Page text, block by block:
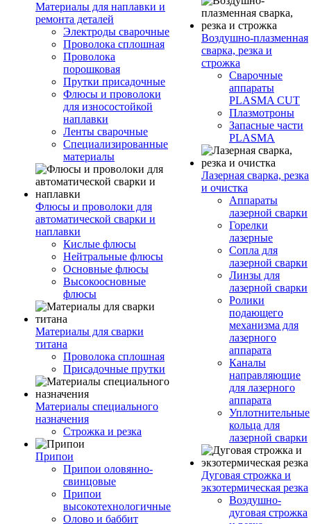
Материалы для наплавки и
ремонта деталей
Электроды сварочные
Проволока сплошная
Проволока
порошковая
Прутки присадочные
Флюсы и проволоки
для износостойкой
наплавки
Ленты сварочные
Специализированные
материалы
Флюсы и проволоки для
автоматической сварки и
наплавки
Кислые флюсы
Нейтральные флюсы
Основные флюсы
Высокоосновные
флюсы
Материалы для сварки
титана
Проволока сплошная
Присадочные прутки
Материалы специального
назначения
Строжка и резка
Припои
Припои оловянно-
свинцовые
Припои
высокотехнологичные
Олово и баббит
Воздушно-плазменная
сварка, резка и
строжка
Сварочные
аппараты
PLASMA CUT
Плазмотроны
Запасные части
PLASMA
Лазерная сварка, резка
и очистка
Аппараты
лазерной сварки
Горелки
лазерные
Сопла для
лазерной сварки
Линзы для
лазерной сварки
Ролики
подающего
механизма для
лазерного
аппарата
Каналы
направляющие
для лазерного
аппарата
Уплотнительные
кольца для
лазерной сварки
Дуговая строжка и
экзотермическая резка
Воздушно-
дуговая строжка